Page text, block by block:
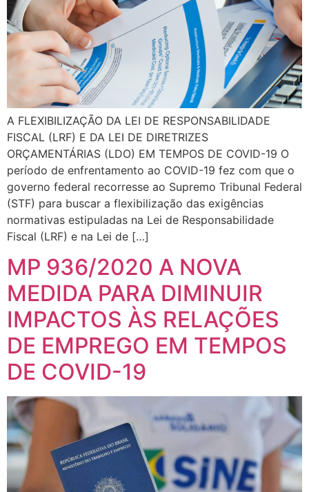
A FLEXIBILIZAÇÃO DA LEI DE RESPONSABILIDADE
FISCAL (LRF) E DA LEI DE DIRETRIZES
ORÇAMENTÁRIAS (LDO) EM TEMPOS DE COVID-19 O
período de enfrentamento ao COVID-19 fez com que o
governo federal recorresse ao Supremo Tribunal Federal
(STF) para buscar a flexibilização das exigências
normativas estipuladas na Lei de Responsabilidade
Fiscal (LRF) e na Lei de […]
MP 936/2020 A NOVA
MEDIDA PARA DIMINUIR
IMPACTOS ÀS RELAÇÕES
DE EMPREGO EM TEMPOS
DE COVID-19